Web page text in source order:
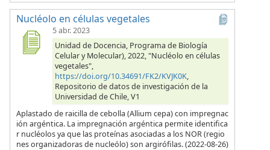
Nucléolo en células vegetales
5 abr. 2023
Unidad de Docencia, Programa de Biología
Celular y Molecular), 2022, "Nucléolo en células
vegetales",
https://doi.org/10.34691/FK2/KVJK0K,
Repositorio de datos de investigación de la
Universidad de Chile, V1
Aplastado de raicilla de cebolla (Allium cepa) con impregnac
ión argéntica. La impregnación argéntica permite identifica
r nucléolos ya que las proteínas asociadas a los NOR (regio
nes organizadoras de nucleólo) son argirófilas. (2022-08-26)